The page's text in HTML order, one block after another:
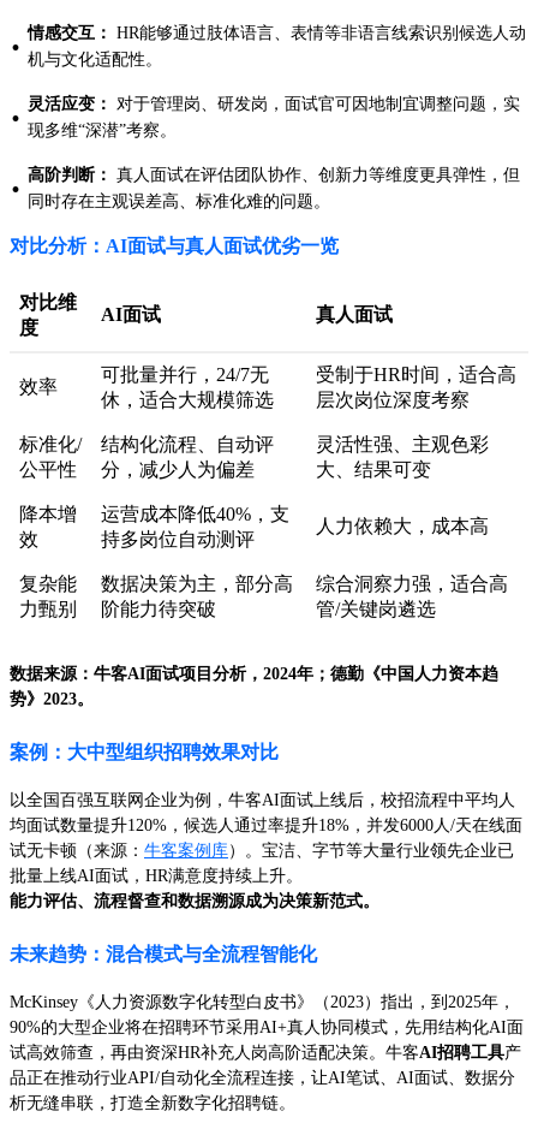
· 情感交互： HR能够通过肢体语言、表情等非语言线索识别候选人动
机与文化适配性。
· 灵活应变： 对于管理岗、研发岗，面试官可因地制宜调整问题，实
现多维“深潜”考察。
· 高阶判断： 真人面试在评估团队协作、创新力等维度更具弹性，但
同时存在主观误差高、标准化难的问题。
对比分析：AI面试与真人面试优劣一览
对比维
度
AI面试 真人面试
效率
可批量并行，24/7无
休，适合大规模筛选
受制于HR时间，适合高
层次岗位深度考察
标准化/
公平性
结构化流程、自动评
分，减少人为偏差
灵活性强、主观色彩
大、结果可变
降本增
效
运营成本降低40%，支
持多岗位自动测评
人力依赖大，成本高
复杂能
力甄别
数据决策为主，部分高
阶能力待突破
综合洞察力强，适合高
管/关键岗遴选
数据来源：牛客AI面试项目分析，2024年；德勤《中国人力资本趋
势》2023。
案例：大中型组织招聘效果对比
以全国百强互联网企业为例，牛客AI面试上线后，校招流程中平均人
均面试数量提升120%，候选人通过率提升18%，并发6000人/天在线面
试无卡顿（来源： 牛客案例库）。宝洁、字节等大量行业领先企业已
批量上线AI面试，HR满意度持续上升。
能力评估、流程督查和数据溯源成为决策新范式。
未来趋势：混合模式与全流程智能化
McKinsey《人力资源数字化转型白皮书》（2023）指出，到2025年，
90%的大型企业将在招聘环节采用AI+真人协同模式，先用结构化AI面
试高效筛查，再由资深HR补充人岗高阶适配决策。牛客AI招聘工具产
品正在推动行业API/自动化全流程连接，让AI笔试、AI面试、数据分
析无缝串联，打造全新数字化招聘链。